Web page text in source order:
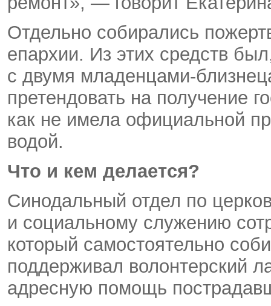
Отдельно собирались
епархии. Из этих средств
с двумя младенцами-
претендовать на получение
как не имела официальной
водой.
Что и кем делается?
Синодальный отдел по
и социальному служению
который самостоятельно
поддерживал волонтерский
адресную помощь